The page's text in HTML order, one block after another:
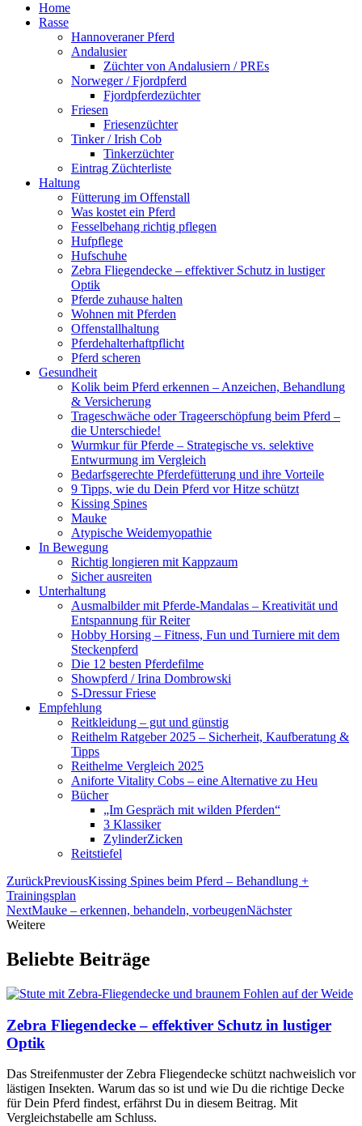
Home
Rasse
Hannoveraner Pferd
Andalusier
Züchter von Andalusiern / PREs
Norweger / Fjordpferd
Fjordpferdezüchter
Friesen
Friesenzüchter
Tinker / Irish Cob
Tinkerzüchter
Eintrag Züchterliste
Haltung
Fütterung im Offenstall
Was kostet ein Pferd
Fesselbehang richtig pflegen
Hufpflege
Hufschuhe
Zebra Fliegendecke – effektiver Schutz in lustiger
Optik
Pferde zuhause halten
Wohnen mit Pferden
Offenstallhaltung
Pferdehalterhaftpflicht
Pferd scheren
Gesundheit
Kolik beim Pferd erkennen – Anzeichen, Behandlung
& Versicherung
Trageschwäche oder Trageerschöpfung beim Pferd –
die Unterschiede!
Wurmkur für Pferde – Strategische vs. selektive
Entwurmung im Vergleich
Bedarfsgerechte Pferdefütterung und ihre Vorteile
9 Tipps, wie du Dein Pferd vor Hitze schützt
Kissing Spines
Mauke
Atypische Weidemyopathie
In Bewegung
Richtig longieren mit Kappzaum
Sicher ausreiten
Unterhaltung
Ausmalbilder mit Pferde-Mandalas – Kreativität und
Entspannung für Reiter
Hobby Horsing – Fitness, Fun und Turniere mit dem
Steckenpferd
Die 12 besten Pferdefilme
Showpferd / Irina Dombrowski
S-Dressur Friese
Empfehlung
Reitkleidung – gut und günstig
Reithelm Ratgeber 2025 – Sicherheit, Kaufberatung &
Tipps
Reithelme Vergleich 2025
Aniforte Vitality Cobs – eine Alternative zu Heu
Bücher
„Im Gespräch mit wilden Pferden“
3 Klassiker
ZylinderZicken
Reitstiefel
ZurückPreviousKissing Spines beim Pferd – Behandlung +
Trainingsplan
NextMauke – erkennen, behandeln, vorbeugenNächster
Weitere
Beliebte Beiträge
Zebra Fliegendecke – effektiver Schutz in lustiger
Optik
Das Streifenmuster der Zebra Fliegendecke schützt nachweislich vor
lästigen Insekten. Warum das so ist und wie Du die richtige Decke
für Dein Pferd findest, erfährst Du in diesem Beitrag. Mit
Vergleichstabelle am Schluss.